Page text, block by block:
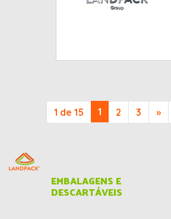
1 de 15 1 2 3 »
EMBALAGENS E
DESCARTÁVEIS